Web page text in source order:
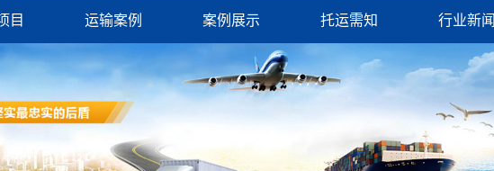
目 运输案例 案例展示 托运需知 行业新闻